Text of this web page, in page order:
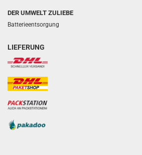
DER UMWELT ZULIEBE
Batterieentsorgung
LIEFERUNG